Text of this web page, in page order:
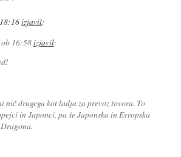
izjavil:
ob 16:58izjavil:
nič drugega kot ladja za prevoz tovora. To
in Japonci, pa še Japonska in Evropska